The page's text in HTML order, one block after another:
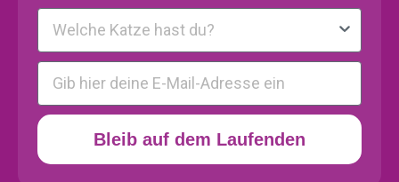
Kattenras
E-mail
Bleib auf dem Laufenden